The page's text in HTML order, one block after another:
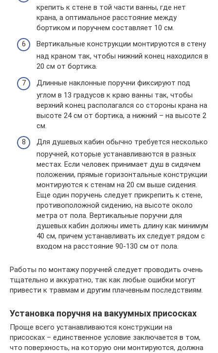
крепить к стене в той части ванны, где нет
крана, а оптимальное расстояние между
бортиком и поручнем составляет 10 см.
Вертикальные конструкции монтируются в стену
над краном так, чтобы нижний конец находился в
20 см от бортика.
Длинные наклонные поручни фиксируют под
углом в 13 градусов к краю ванны так, чтобы
верхний конец располагался со стороны крана на
высоте 24 см от бортика, а нижний – на высоте 2
см.
Для душевых кабин обычно требуется несколько
поручней, которые устанавливаются в разных
местах. Если человек принимает душ в сидячем
положении, прямые горизонтальные конструкции
монтируются к стенам на 20 см выше сидения.
Еще один поручень следует прикрепить к стене,
противоположной сидению, на высоте около
метра от пола. Вертикальные поручни для
душевых кабин должны иметь длину как минимум
40 см, причем устанавливать их следует рядом с
входом на расстояние 90-130 см от пола.
Работы по монтажу поручней следует проводить очень
тщательно и аккуратно, так как любые ошибки могут
привести к травмам и другим плачевным последствиям.
Установка поручня на вакуумных присосках
Проще всего устанавливаются конструкции на
присосках – единственное условие заключается в том,
что поверхность, на которую они монтируются, должна